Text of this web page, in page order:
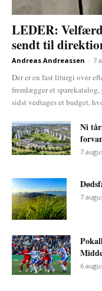
LEDER:
sendt til
Andreas Andreassen - 7
Der er en fast liturgi over
fremlægger et
sidst vedtages et budget,
Ni
7
7
6